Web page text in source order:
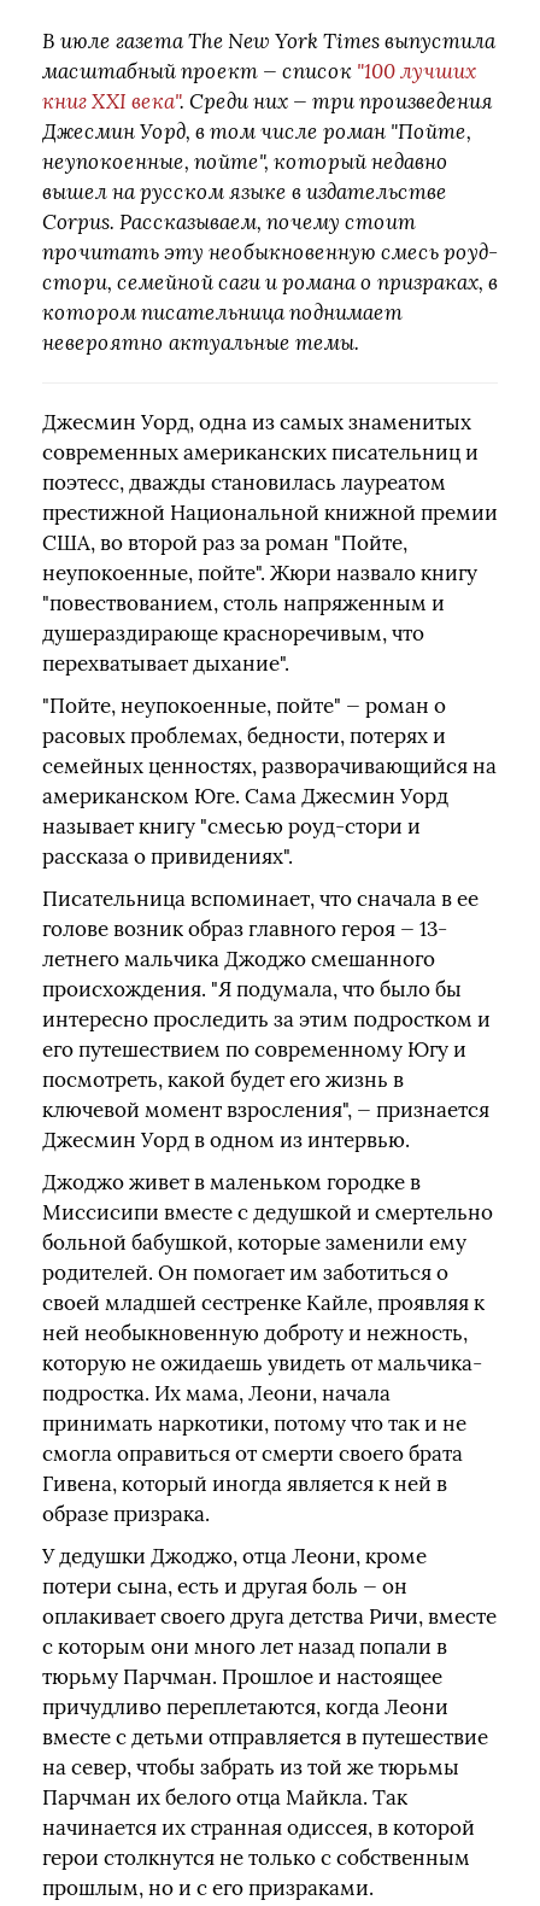
В июле газета The New York Times выпустила
масштабный проект — список "100 лучших
книг XXI века". Среди них — три произведения
Джесмин Уорд, в том числе роман "Пойте,
неупокоенные, пойте", который недавно
вышел на русском языке в издательстве
Corpus. Рассказываем, почему стоит
прочитать эту необыкновенную смесь роуд-
стори, семейной саги и романа о призраках, в
котором писательница поднимает
невероятно актуальные темы.
Джесмин Уорд, одна из самых знаменитых
современных американских писательниц и
поэтесс, дважды становилась лауреатом
престижной Национальной книжной премии
США, во второй раз за роман "Пойте,
неупокоенные, пойте". Жюри назвало книгу
"повествованием, столь напряженным и
душераздирающе красноречивым, что
перехватывает дыхание".
"Пойте, неупокоенные, пойте" — роман о
расовых проблемах, бедности, потерях и
семейных ценностях, разворачивающийся на
американском Юге. Сама Джесмин Уорд
называет книгу "смесью роуд-стори и
рассказа о привидениях".
Писательница вспоминает, что сначала в ее
голове возник образ главного героя — 13-
летнего мальчика Джоджо смешанного
происхождения. "Я подумала, что было бы
интересно проследить за этим подростком и
его путешествием по современному Югу и
посмотреть, какой будет его жизнь в
ключевой момент взросления", — признается
Джесмин Уорд в одном из интервью.
Джоджо живет в маленьком городке в
Миссисипи вместе с дедушкой и смертельно
больной бабушкой, которые заменили ему
родителей. Он помогает им заботиться о
своей младшей сестренке Кайле, проявляя к
ней необыкновенную доброту и нежность,
которую не ожидаешь увидеть от мальчика-
подростка. Их мама, Леони, начала
принимать наркотики, потому что так и не
смогла оправиться от смерти своего брата
Гивена, который иногда является к ней в
образе призрака.
У дедушки Джоджо, отца Леони, кроме
потери сына, есть и другая боль — он
оплакивает своего друга детства Ричи, вместе
с которым они много лет назад попали в
тюрьму Парчман. Прошлое и настоящее
причудливо переплетаются, когда Леони
вместе с детьми отправляется в путешествие
на север, чтобы забрать из той же тюрьмы
Парчман их белого отца Майкла. Так
начинается их странная одиссея, в которой
герои столкнутся не только с собственным
прошлым, но и с его призраками.